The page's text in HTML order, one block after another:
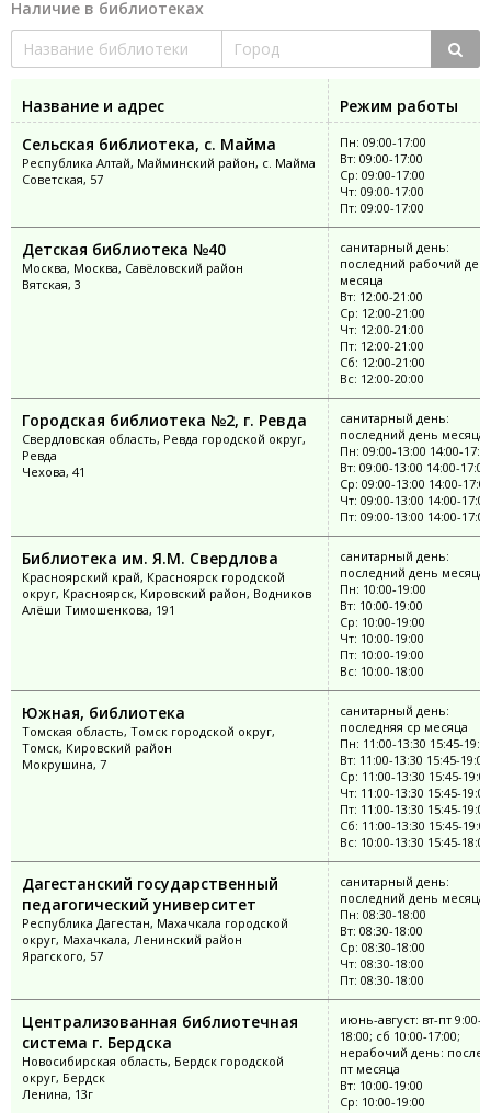
Наличие в библиотеках
Название и адрес
Режим работы
Сельская библиотека, с. Майма
Республика Алтай, Майминский район, с. Майма
Советская, 57
Пн: 09:00-17:00
Вт: 09:00-17:00
Ср: 09:00-17:00
Чт: 09:00-17:00
Пт: 09:00-17:00
Детская библиотека №40
Москва, Москва, Савёловский район
Вятская, 3
санитарный день:
последний рабочий
месяца
Вт: 12:00-21:00
Ср: 12:00-21:00
Чт: 12:00-21:00
Пт: 12:00-21:00
Сб: 12:00-21:00
Вс: 12:00-20:00
Городская библиотека №2, г. Ревда
Свердловская область, Ревда городской округ,
Ревда
Чехова, 41
санитарный день:
последний день месяца
Пн: 09:00-13:00 14:00-
Вт: 09:00-13:00 14:00-17:00
Ср: 09:00-13:00 14:00-17:00
Чт: 09:00-13:00 14:00-17:00
Пт: 09:00-13:00 14:00-17:00
Библиотека им. Я.М. Свердлова
Красноярский край, Красноярск городской
округ, Красноярск, Кировский район, Водников
Алёши Тимошенкова, 191
санитарный день:
последний день месяца
Пн: 10:00-19:00
Вт: 10:00-19:00
Ср: 10:00-19:00
Чт: 10:00-19:00
Пт: 10:00-19:00
Вс: 10:00-18:00
Южная, библиотека
Томская область, Томск городской округ,
Томск, Кировский район
Мокрушина, 7
санитарный день:
последняя ср месяца
Пн: 11:00-13:30 15:45-
Вт: 11:00-13:30 15:45-19:00
Ср: 11:00-13:30 15:45-19:00
Чт: 11:00-13:30 15:45-19:00
Пт: 11:00-13:30 15:45-19:00
Сб: 11:00-13:30 15:45-19:00
Вс: 10:00-13:30 15:45-18:00
Дагестанский государственный
педагогический университет
Республика Дагестан, Махачкала городской
округ, Махачкала, Ленинский район
Ярагского, 57
санитарный день:
последний день месяца
Пн: 08:30-18:00
Вт: 08:30-18:00
Ср: 08:30-18:00
Чт: 08:30-18:00
Пт: 08:30-18:00
Централизованная библиотечная
система г. Бердска
Новосибирская область, Бердск городской
округ, Бердск
Ленина, 13г
июнь-август: вт-пт 9:00-
18:00; сб 10:00-17:00;
нерабочий день:
пт месяца
Вт: 10:00-19:00
Ср: 10:00-19:00